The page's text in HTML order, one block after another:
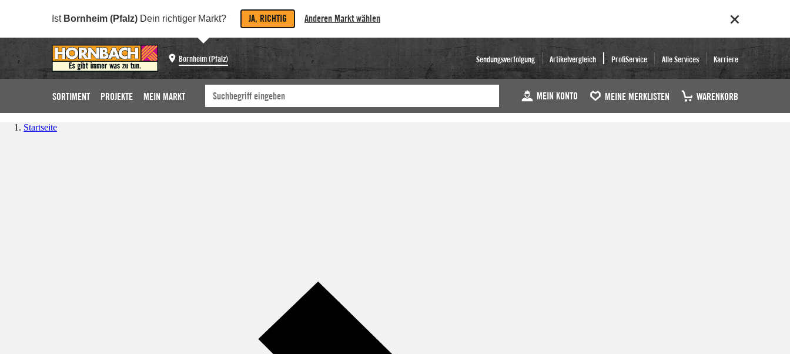
Ist Bornheim (Pfalz) Dein richtiger Markt? JA, RICHTIG Anderen Markt wählen
Bornheim (Pfalz) Sendungsverfolgung Artikelvergleich ProfiService Alle Services Karriere
SORTIMENT PROJEKTE MEIN MARKT MEIN KONTO MEINE MERKLISTEN WARENKORB
Startseite